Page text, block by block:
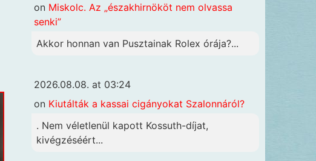
on Miskolc. Az „északhirnököt nem olvassa
senki”
Akkor honnan van Pusztainak Rolex órája?...
2026.08.08. at 03:24
on Kiutálták a kassai cigányokat Szalonnáról?
. Nem véletlenül kapott Kossuth-díjat,
kivégzéséért...